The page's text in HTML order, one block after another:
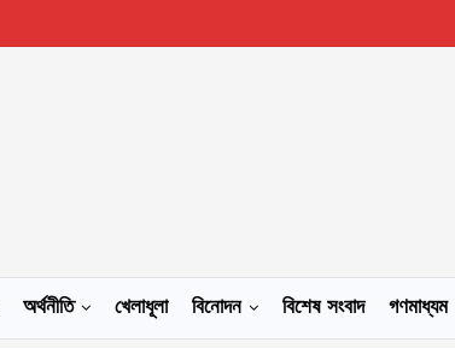
অর্থনীতি খেলাধূলা বিনোদন বিশেষ সংবাদ গণমাধ্যম